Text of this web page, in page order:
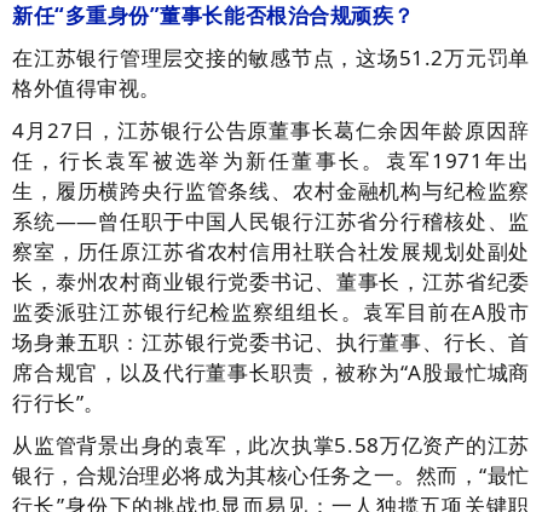
新任“多重身份”董事长能否根治合规顽疾？
在江苏银行管理层交接的敏感节点，这场51.2万元罚单
格外值得审视。
4月27日，江苏银行公告原董事长葛仁余因年龄原因辞
任，行长袁军被选举为新任董事长。袁军1971年出
生，履历横跨央行监管条线、农村金融机构与纪检监察
系统——曾任职于中国人民银行江苏省分行稽核处、监
察室，历任原江苏省农村信用社联合社发展规划处副处
长，泰州农村商业银行党委书记、董事长，江苏省纪委
监委派驻江苏银行纪检监察组组长。袁军目前在A股市
场身兼五职：江苏银行党委书记、执行董事、行长、首
席合规官，以及代行董事长职责，被称为“A股最忙城商
行行长”。
从监管背景出身的袁军，此次执掌5.58万亿资产的江苏
银行，合规治理必将成为其核心任务之一。然而，“最忙
行长”身份下的挑战也显而易见：一人独揽五项关键职